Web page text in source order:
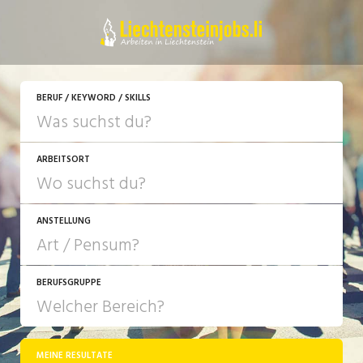
BERUF / KEYWORD / SKILLS
ARBEITSORT
ANSTELLUNG
JOB-TYP
Festanstellung
BERUFSGRUPPE
MEINE RESULTATE
JETZT BEWERBEN